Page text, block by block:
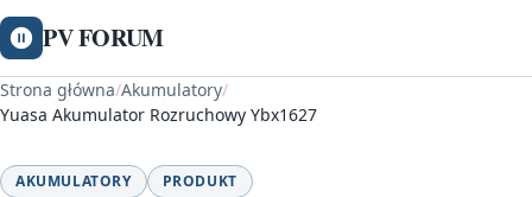
PV FORUM
Strona główna/Akumulatory/
Yuasa Akumulator Rozruchowy Ybx1627
AKUMULATORY PRODUKT